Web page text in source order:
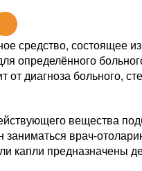
средство, состоящее из
определённого
диагноза больного,
вещества
врач-
капли предназначены